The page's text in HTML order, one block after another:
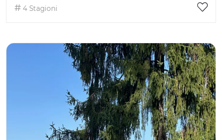
4 Stagioni